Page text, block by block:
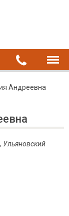
Андреевна
Ульяновский